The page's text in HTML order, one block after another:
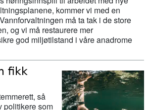
tiden!
minst en kvart
i året
klimaendringene
kommer vi med en
må ta tak i de store
og vi må restaurere mer
god miljøtilstand i våre anadrome
fikk
så
politikere som